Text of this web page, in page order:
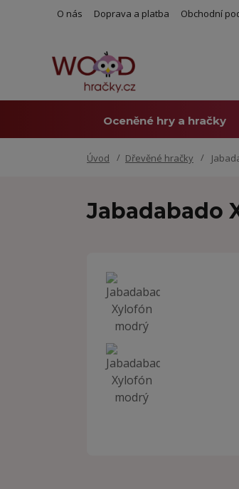
O nás Doprava a platba Obchodní
Oceněné hry a hračky
Úvod Dřevěné hračky
Jabadabado